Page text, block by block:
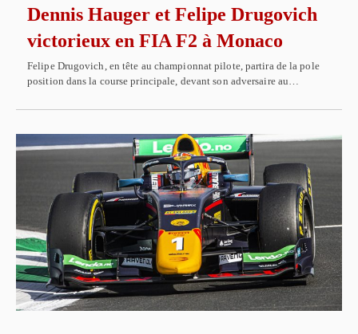
Dennis Hauger et Felipe Drugovich
victorieux en FIA F2 à Monaco
Felipe Drugovich, en tête au championnat pilote, partira de la pole
position dans la course principale, devant son adversaire au…